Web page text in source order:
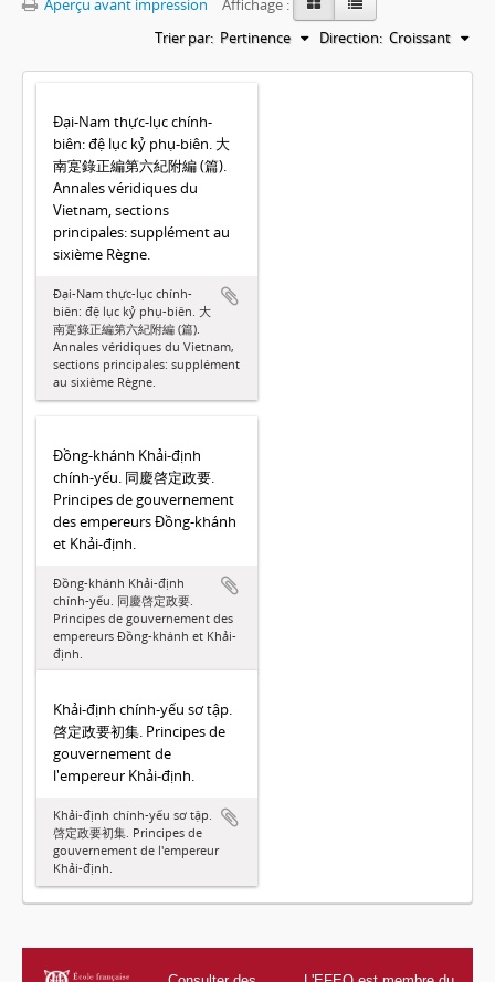
Aperçu avant impression
Affichage :
Trier par: Pertinence Direction: Croissant
Đại-Nam thực-lục chính-
biên: đệ lục kỷ phụ-biên. 大
南寔錄正編第六紀附編 (篇).
Annales véridiques du
Vietnam, sections
principales: supplément au
sixième Règne.
Đại-Nam thực-lục chính-
biên: đệ lục kỷ phụ-biên. 大
南寔錄正編第六紀附編 (篇).
Annales véridiques du Vietnam,
sections principales: supplément
au sixième Règne.
Đồng-khánh Khải-định
chính-yếu. 同慶啓定政要.
Principes de gouvernement
des empereurs Đồng-khánh
et Khải-định.
Đồng-khánh Khải-định
chính-yếu. 同慶啓定政要.
Principes de gouvernement des
empereurs Đồng-khánh et Khải-
định.
Khải-định chính-yếu sơ tập.
啓定政要初集. Principes de
gouvernement de
l'empereur Khải-định.
Khải-định chính-yếu sơ tập.
啓定政要初集. Principes de
gouvernement de l'empereur
Khải-định.